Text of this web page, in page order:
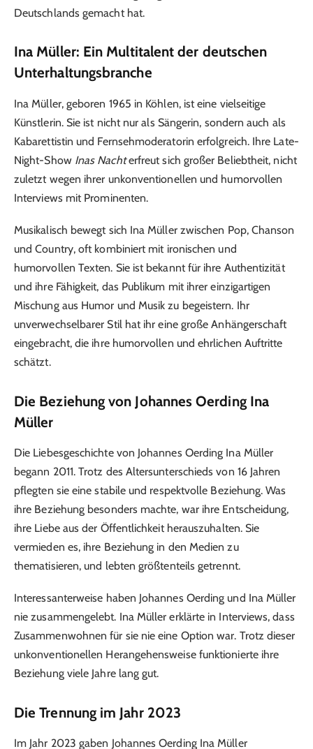
Deutschlands gemacht hat.
Ina Müller: Ein Multitalent der deutschen
Unterhaltungsbranche
Ina Müller, geboren 1965 in Köhlen, ist eine vielseitige
Künstlerin. Sie ist nicht nur als Sängerin, sondern auch als
Kabarettistin und Fernsehmoderatorin erfolgreich. Ihre Late-
Night-Show Inas Nachterfreut sich großer Beliebtheit, nicht
zuletzt wegen ihrer unkonventionellen und humorvollen
Interviews mit Prominenten.
Musikalisch bewegt sich Ina Müller zwischen Pop, Chanson
und Country, oft kombiniert mit ironischen und
humorvollen Texten. Sie ist bekannt für ihre Authentizität
und ihre Fähigkeit, das Publikum mit ihrer einzigartigen
Mischung aus Humor und Musik zu begeistern. Ihr
unverwechselbarer Stil hat ihr eine große Anhängerschaft
eingebracht, die ihre humorvollen und ehrlichen Auftritte
schätzt.
Die Beziehung von Johannes Oerding Ina
Müller
Die Liebesgeschichte von Johannes Oerding Ina Müller
begann 2011. Trotz des Altersunterschieds von 16 Jahren
pflegten sie eine stabile und respektvolle Beziehung. Was
ihre Beziehung besonders machte, war ihre Entscheidung,
ihre Liebe aus der Öffentlichkeit herauszuhalten. Sie
vermieden es, ihre Beziehung in den Medien zu
thematisieren, und lebten größtenteils getrennt.
Interessanterweise haben Johannes Oerding und Ina Müller
nie zusammengelebt. Ina Müller erklärte in Interviews, dass
Zusammenwohnen für sie nie eine Option war. Trotz dieser
unkonventionellen Herangehensweise funktionierte ihre
Beziehung viele Jahre lang gut.
Die Trennung im Jahr 2023
Im Jahr 2023 gaben Johannes Oerding Ina Müller